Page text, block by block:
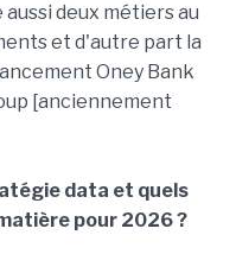
deux métiers au
et d'autre part la
Oney Bank
[anciennement
data et quels
pour 2026 ?